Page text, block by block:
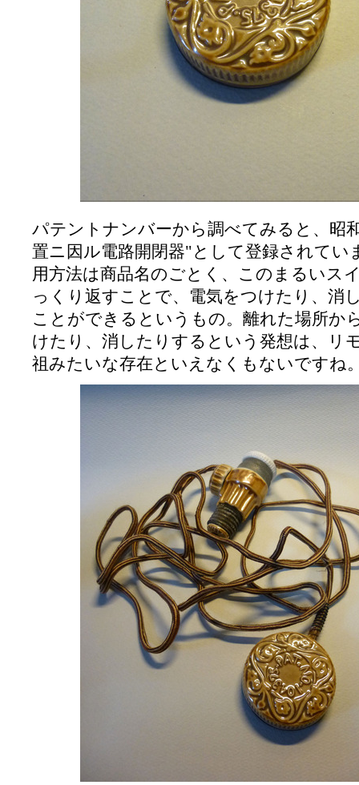
パテントナンバーから調べてみると、昭
置ニ因ル電路開閉器"として登録されてい
用方法は商品名のごとく、このまるいス
っくり返すことで、電気をつけたり、消
ことができるというもの。離れた場所か
けたり、消したりするという発想は、リ
祖みたいな存在といえなくもないですね